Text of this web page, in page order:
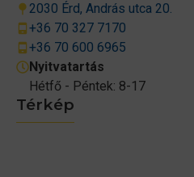
Térkép
2030 Érd, András utca 20.
+36 70 327 7170
+36 70 600 6965
Nyitvatartás
Hétfő - Péntek: 8-17